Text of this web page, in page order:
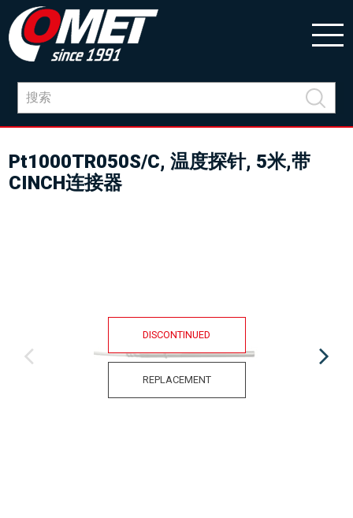
Pt1000TR050S/C, 温度探针, 5米,带
CINCH连接器
DISCONTINUED
REPLACEMENT